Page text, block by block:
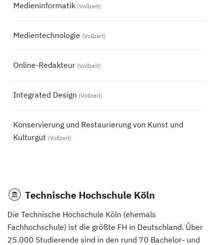
Medieninformatik (Vollzeit)
Medientechnologie (Vollzeit)
Online-Redakteur (Vollzeit)
Integrated Design (Vollzeit)
Konservierung und Restaurierung von Kunst und
Kulturgut (Vollzeit)
Technische Hochschule Köln
Die Technische Hochschule Köln (ehemals
Fachhochschule) ist die größte FH in Deutschland. Über
25.000 Studierende sind in den rund 70 Bachelor- und